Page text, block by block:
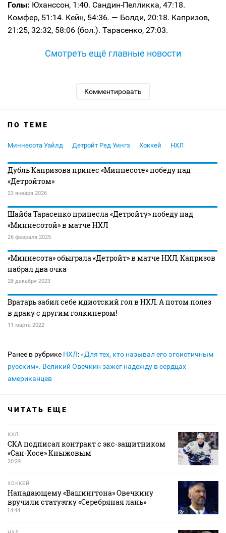
Голы: Юханссон, 1:40. Сандин-Пелликка, 47:18.
Комфер, 51:14. Кейн, 54:36. — Болди, 20:18. Капризов,
21:25, 32:32, 58:06 (бол.). Тарасенко, 27:03.
Смотреть ещё главные новости
Комментировать
ПО ТЕМЕ
Миннесота Уайлд Детройт Ред Уингз Хоккей НХЛ
Дубль Капризова принес «Миннесоте» победу над
«Детройтом»
23 января 2026
Шайба Тарасенко принесла «Детройту» победу над
«Миннесотой» в матче НХЛ
26 февраля 2025
«Миннесота» обыграла «Детройт» в матче НХЛ, Капризов
набрал два очка
28 декабря 2023
Вратарь забил себе идиотский гол в НХЛ. А потом полез
в драку с другим голкипером!
11 марта 2022
Ранее в рубрике НХЛ:«Для тех, кто называл его эгоистичным
русским». Великий Овечкин зажег надежду в сердцах
американцев
ЧИТАТЬ ЕЩЕ
КХЛ
СКА подписал контракт с экс‑защитником
«Сан‑Хосе» Кныжовым
20:29
ХОККЕЙ
Нападающему «Вашингтона» Овечкину
вручили статуэтку «Серебряная лань»
14:44